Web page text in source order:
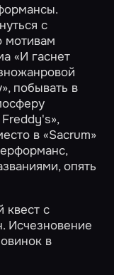
с
мотивам
«И гаснет
, побывать в
,
в«Sacrum»
опять
квест с
Исчезновение
в